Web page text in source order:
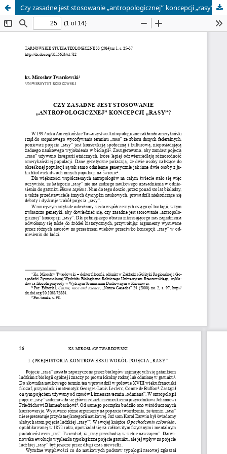
Czy zasadne jest stosowanie „antropologicznej” koncepcji „rasy”?